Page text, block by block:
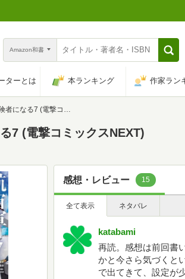
Amazon和書
ターとは 本ランキング 作家ラン
る7 (電撃コミックスNEXT)
7 (電撃コミックスNEXT)
感想・レビュー 15
全て表示 ネタバレ
katabami
再読。感想は前回書
かと今さら気づくと
で出てきて、設定が